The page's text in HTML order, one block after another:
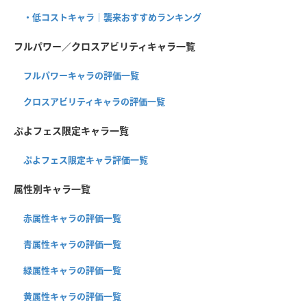
・低コストキャラ｜襲来おすすめランキング
フルパワー／クロスアビリティキャラ一覧
フルパワーキャラの評価一覧
クロスアビリティキャラの評価一覧
ぷよフェス限定キャラ一覧
ぷよフェス限定キャラ評価一覧
属性別キャラ一覧
赤属性キャラの評価一覧
青属性キャラの評価一覧
緑属性キャラの評価一覧
黄属性キャラの評価一覧